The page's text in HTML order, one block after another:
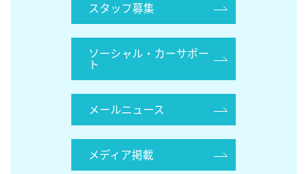
スタッフ募集
ソーシャル・カーサポー
ト
メールニュース
メディア掲載